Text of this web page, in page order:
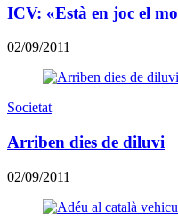
ICV: «Està en joc el
02/09/2011
Societat
Arriben dies de diluvi
02/09/2011